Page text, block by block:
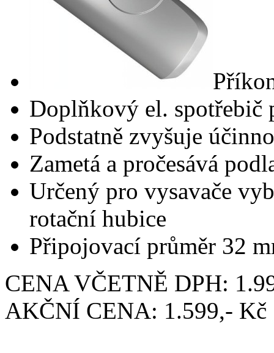
Doplňkový el. spotřebič
Podstatně zvyšuje
Zametá a pročesává
Určený pro vysavače
rotační hubice
Připojovací průměr 32
CENA VČETNĚ DPH:
AKČNÍ CENA: 1.599,- Kč